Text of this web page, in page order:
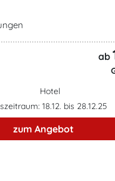
ab
Hotel
18.12. bis 28.12.25
zum Angebot